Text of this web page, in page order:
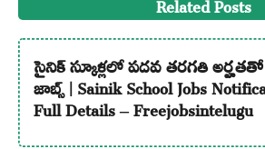
సైనిక్ స్కూళ్లలో పదవ తరగతి
జాబ్స్ | Sainik School Jobs
Full Details – Freejobsintelugu